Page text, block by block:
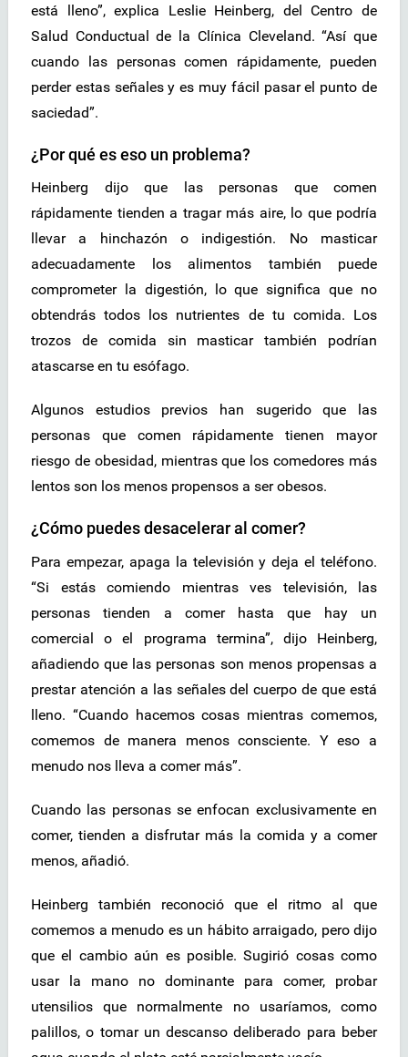
está lleno”, explica Leslie Heinberg, del Centro de
Salud Conductual de la Clínica Cleveland. “Así que
cuando las personas comen rápidamente, pueden
perder estas señales y es muy fácil pasar el punto de
saciedad”.
¿Por qué es eso un problema?
Heinberg dijo que las personas que comen
rápidamente tienden a tragar más aire, lo que podría
llevar a hinchazón o indigestión. No masticar
adecuadamente los alimentos también puede
comprometer la digestión, lo que significa que no
obtendrás todos los nutrientes de tu comida. Los
trozos de comida sin masticar también podrían
atascarse en tu esófago.
Algunos estudios previos han sugerido que las
personas que comen rápidamente tienen mayor
riesgo de obesidad, mientras que los comedores más
lentos son los menos propensos a ser obesos.
¿Cómo puedes desacelerar al comer?
Para empezar, apaga la televisión y deja el teléfono.
“Si estás comiendo mientras ves televisión, las
personas tienden a comer hasta que hay un
comercial o el programa termina”, dijo Heinberg,
añadiendo que las personas son menos propensas a
prestar atención a las señales del cuerpo de que está
lleno. “Cuando hacemos cosas mientras comemos,
comemos de manera menos consciente. Y eso a
menudo nos lleva a comer más”.
Cuando las personas se enfocan exclusivamente en
comer, tienden a disfrutar más la comida y a comer
menos, añadió.
Heinberg también reconoció que el ritmo al que
comemos a menudo es un hábito arraigado, pero dijo
que el cambio aún es posible. Sugirió cosas como
usar la mano no dominante para comer, probar
utensilios que normalmente no usaríamos, como
palillos, o tomar un descanso deliberado para beber